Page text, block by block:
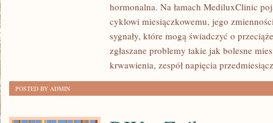
GINEKOLOGICZNE
hormonalna. Na łamach MediluxClinic
cyklowi miesiączkowemu, jego
sygnały, które mogą świadczyć o
zgłaszane problemy takie jak bolesne
krwawienia, zespół napięcia
POSTED BY ADMIN